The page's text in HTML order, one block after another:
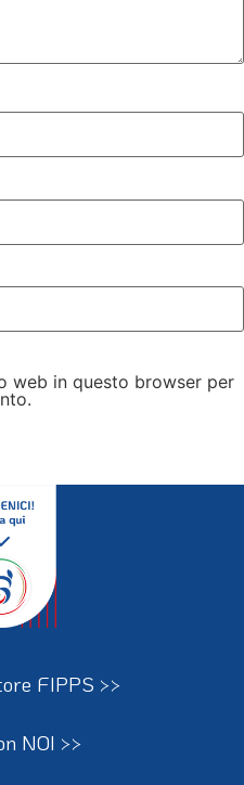
web in questo browser per
FIPPS >>
NOI >>